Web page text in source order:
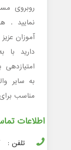
روبروی
نمایید .
آموزان
دارید
به سایر
مناسب
اطلاعات
تلفن :